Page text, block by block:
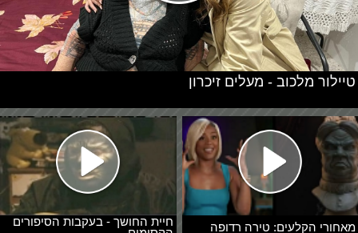
מאחורי הקלעים: טירה רדופה
חיית החושך - בעקבות הסיפורים
טיילור מלכוב - מעלים זיכרון